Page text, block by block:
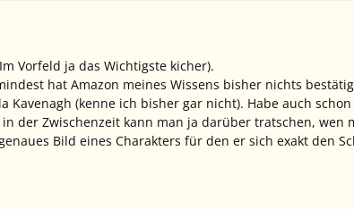
Vorfeld ja das Wichtigste kicher).
hat Amazon meines Wissens bisher nichts
(kenne ich bisher gar nicht). Habe auch
der Zwischenzeit kann man ja darüber tratschen, wen
Bild eines Charakters für den er sich exakt den